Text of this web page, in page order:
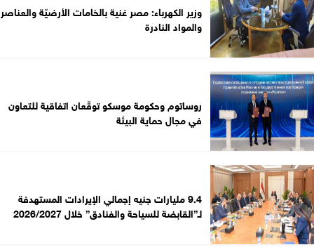
وزير الكهرباء: مصر غنية بالخامات الأرضيّة والعناصر
والمواد النادرة
روساتوم وحكومة موسكو توقّعان اتفاقية للتعاون
في مجال حماية البيئة
9.4 مليارات جنيه إجمالي الإيرادات المستهدفة
لـ”القابضة للسياحة والفنادق” خلال 2026/2027